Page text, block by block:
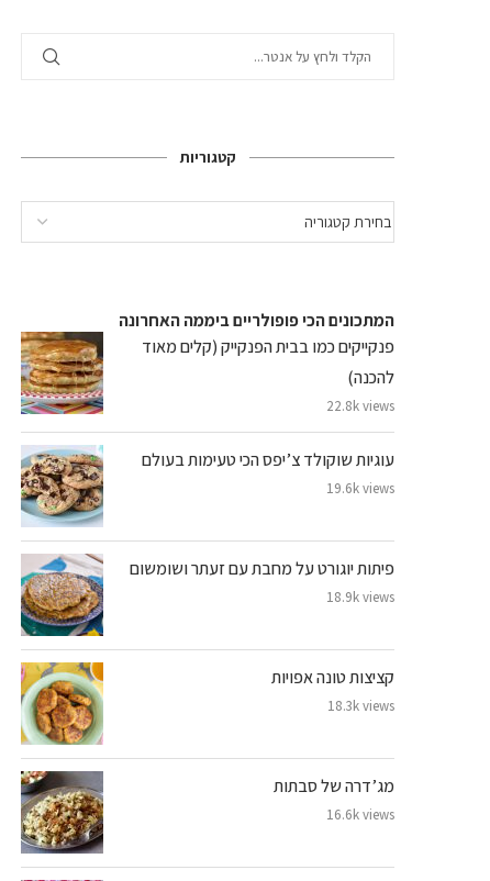
קטגוריות
המתכונים הכי פופולריים ביממה האחרונה
פנקייקים כמו בבית הפנקייק (קלים מאוד
להכנה)
22.8k views
עוגיות שוקולד צ’יפס הכי טעימות בעולם
19.6k views
פיתות יוגורט על מחבת עם זעתר ושומשום
18.9k views
קציצות טונה אפויות
18.3k views
מג’דרה של סבתות
16.6k views